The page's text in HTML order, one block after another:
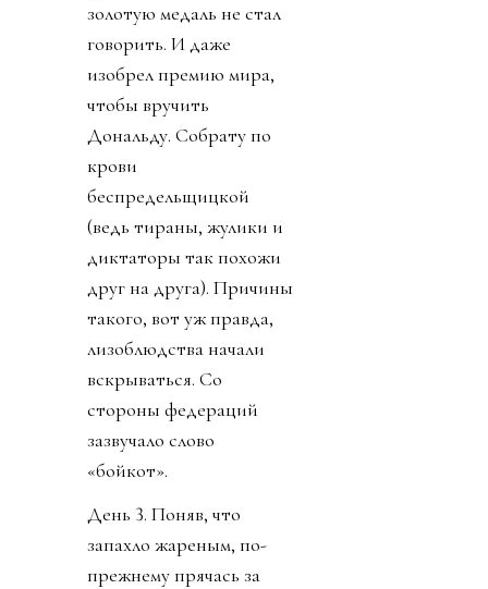
золотую медаль не стал
говорить. И даже
изобрел премию мира,
чтобы вручить
Дональду. Собрату по
крови
беспредельщицкой
(ведь тираны, жулики и
диктаторы так похожи
друг на друга). Причины
такого, вот уж правда,
лизоблюдства начали
вскрываться. Со
стороны федераций
зазвучало слово
«бойкот».
День 3. Поняв, что
запахло жареным, по-
прежнему прячась за